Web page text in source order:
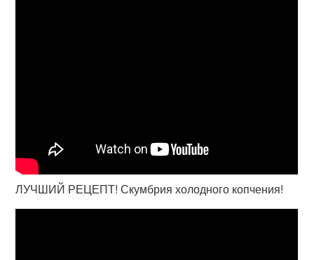
ЛУЧШИЙ РЕЦЕПТ! Скумбрия холодного копчения!